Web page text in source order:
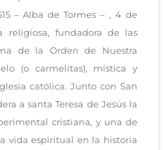
– Alba de Tormes – , 4 de
religiosa, fundadora de las
de la Orden de Nuestra
(o carmelitas), mística y
católica. Junto con San
a santa Teresa de Jesús la
cristiana, y una de
vida espiritual en la historia